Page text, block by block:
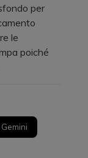
per
le
poiché
Gemini